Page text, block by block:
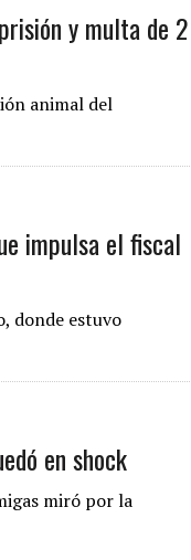
y multa de 2
animal del
impulsa el fiscal
donde estuvo
en shock
miró por la